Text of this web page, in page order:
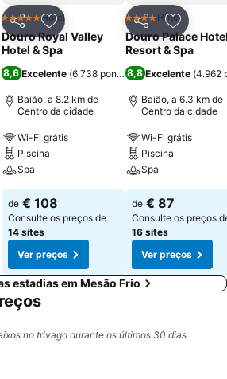
favoritos
)
PartilharAdicionar aos favoritos
5 EstrelasHotel
Douro Royal Valley
Hotel & Spa
8,6 Excelente (6.738 pontuações)
Baião, a 8.2 km de
Centro da cidade
Wi-Fi grátis
Piscina
Spa
de € 108
Consulte os preços de
14 sites
Ver preços
Partilhar
4 EstrelasHotel
Douro Palace
Resort & Spa
8,8 Excelente (4.962
Baião, a 6.3 km de
Centro da cidade
Wi-Fi grátis
Piscina
Spa
de € 87
Consulte os preços
16 sites
Ver preços
estadias em Mesão Frio
no trivago durante os últimos 30 dias